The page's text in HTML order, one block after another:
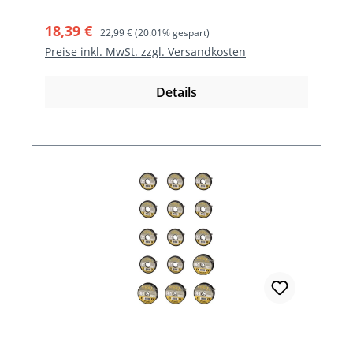
Verkaufspreis:
18,39 € Regulärer Preis:
22,99 €(20.01% gespart)
Preise inkl. MwSt. zzgl. Versandkosten
Details